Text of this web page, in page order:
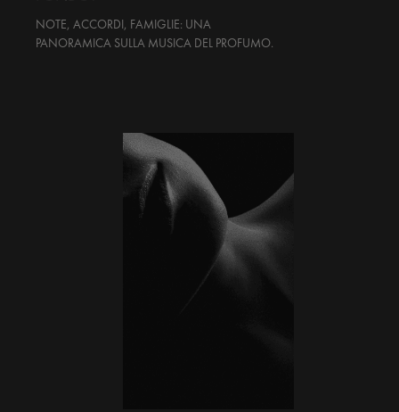
NOTE, ACCORDI, FAMIGLIE: UNA
PANORAMICA SULLA MUSICA DEL PROFUMO.